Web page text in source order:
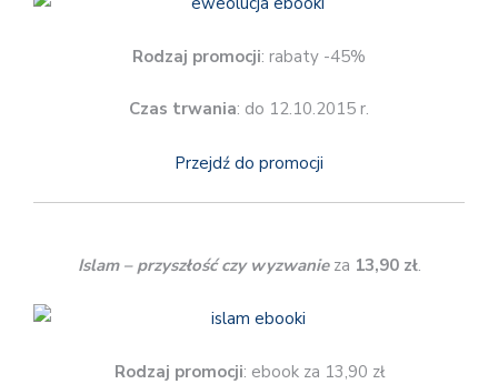
Rodzaj promocji: rabaty -45%
Czas trwania: do 12.10.2015 r.
Przejdź do promocji
Islam – przyszłość czy wyzwanieza 13,90 zł.
Rodzaj promocji: ebook za 13,90 zł